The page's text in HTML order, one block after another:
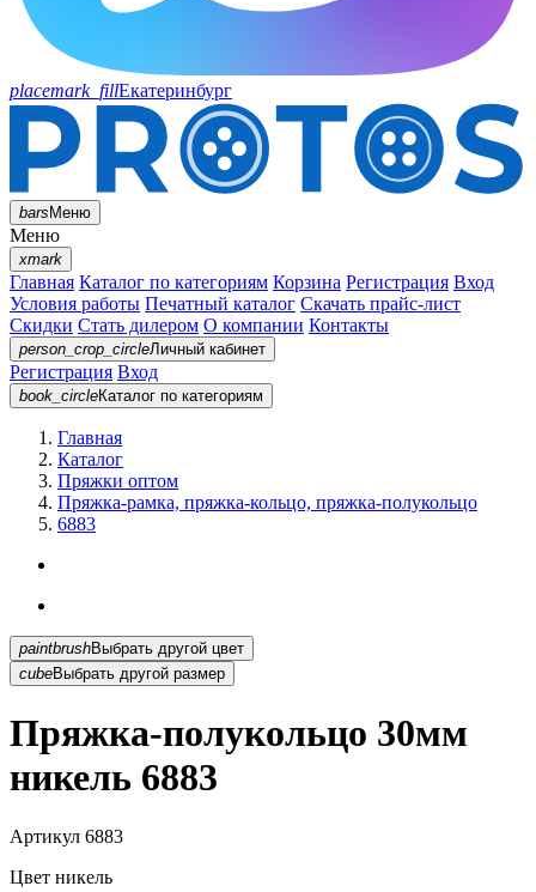
placemark_fillЕкатеринбург
barsМеню
Меню
xmark
Главная Каталог по категориям Корзина Регистрация Вход
Условия работы Печатный каталог Скачать прайс-лист
Скидки Стать дилером О компании Контакты
person_crop_circleЛичный кабинет
Регистрация Вход
book_circleКаталог по категориям
Главная
Каталог
Пряжки оптом
Пряжка-рамка, пряжка-кольцо, пряжка-полукольцо
6883
paintbrush
Выбрать другой цвет
cubeВыбрать другой размер
Пряжка-полукольцо 30мм
никель 6883
Артикул 6883
Цвет никель